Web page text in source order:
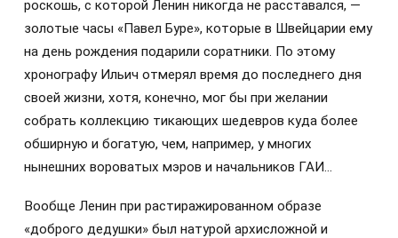
роскошь, с которой Ленин никогда не расставался, —
золотые часы «Павел Буре», которые в Швейцарии ему
на день рождения подарили соратники. По этому
хронографу Ильич отмерял время до последнего дня
своей жизни, хотя, конечно, мог бы при желании
собрать коллекцию тикающих шедевров куда более
обширную и богатую, чем, например, у многих
нынешних вороватых мэров и начальников ГАИ…
Вообще Ленин при растиражированном образе
«доброго дедушки» был натурой архисложной и